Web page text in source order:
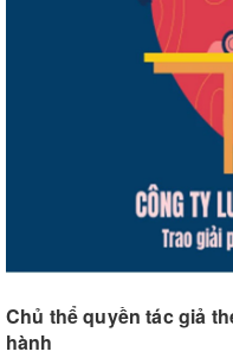
Chủ thể quyền tác giả
hành